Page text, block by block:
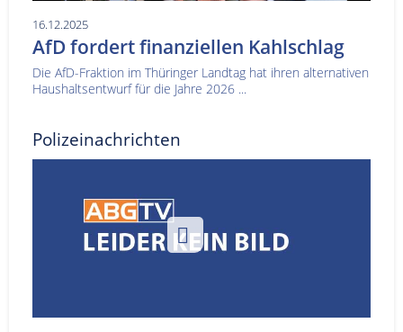
16.12.2025
AfD fordert finanziellen Kahlschlag
Die AfD-Fraktion im Thüringer Landtag hat ihren alternativen
Haushaltsentwurf für die Jahre 2026 ...
Polizeinachrichten